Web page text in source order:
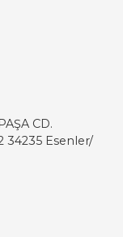
CD.
34235 Esenler/